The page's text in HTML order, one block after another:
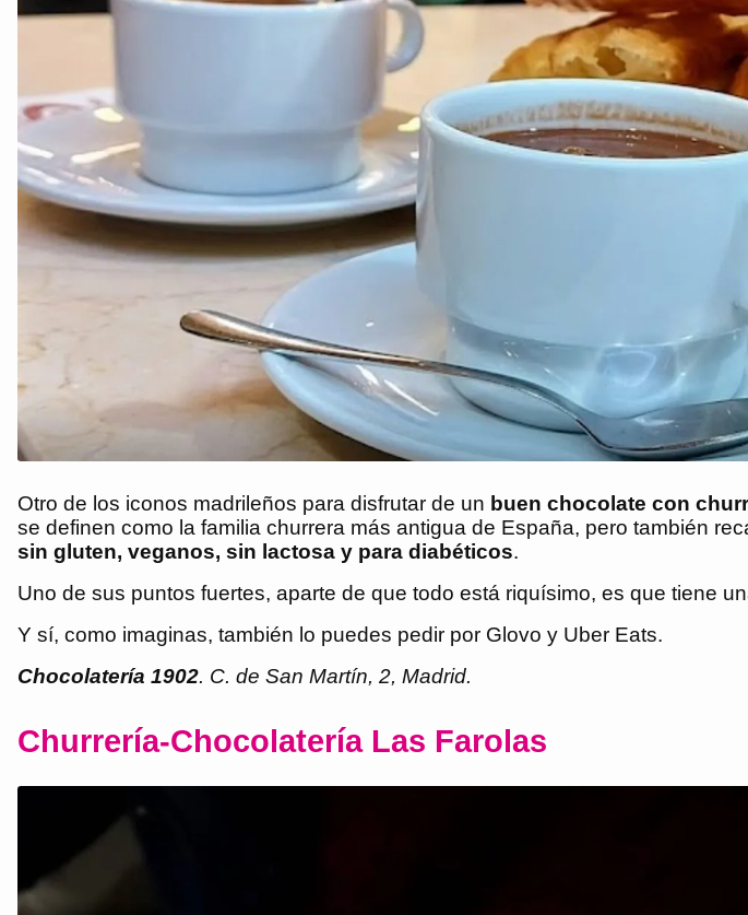
Otro de los iconos madrileños para disfrutar de un buen chocolate con
se definen como la familia churrera más antigua de España, pero también
sin gluten, veganos, sin lactosa y para diabéticos.
Uno de sus puntos fuertes, aparte de que todo está riquísimo, es que tiene
Y sí, como imaginas, también lo puedes pedir por Glovo y Uber Eats.
Chocolatería 1902. C. de San Martín, 2, Madrid.
Churrería-Chocolatería Las Farolas